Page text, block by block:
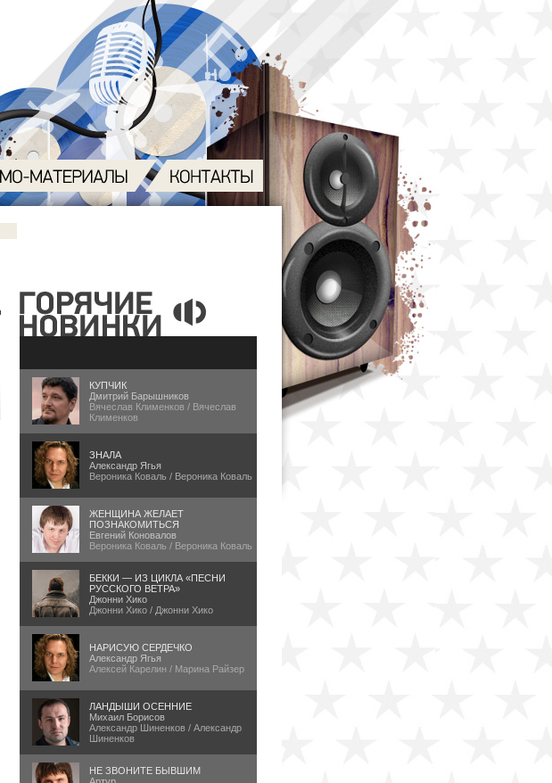
КУПЧИК
Дмитрий Барышников
Вячеслав Клименков / Вячеслав
Клименков
ЗНАЛА
Александр Ягья
Вероника Коваль / Вероника Коваль
ЖЕНЩИНА ЖЕЛАЕТ
ПОЗНАКОМИТЬСЯ
Евгений Коновалов
Вероника Коваль / Вероника Коваль
БЕККИ — ИЗ ЦИКЛА «ПЕСНИ
РУССКОГО ВЕТРА»
Джонни Хико
Джонни Хико / Джонни Хико
НАРИСУЮ СЕРДЕЧКО
Александр Ягья
Алексей Карелин / Марина Райзер
ЛАНДЫШИ ОСЕННИЕ
Михаил Борисов
Александр Шиненков / Александр
Шиненков
НЕ ЗВОНИТЕ БЫВШИМ